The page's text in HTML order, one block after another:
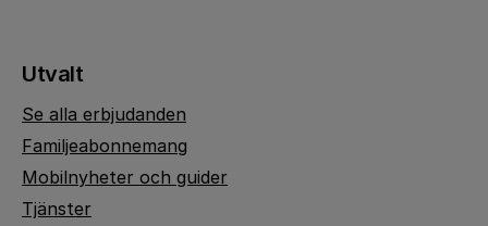
Utvalt
Se alla erbjudanden
Familjeabonnemang
Mobilnyheter och guider
Tjänster